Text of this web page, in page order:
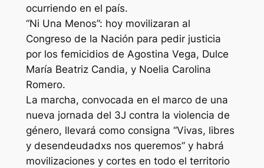
ocurriendo en el país.
“Ni Una Menos”: hoy movilizaran al
Congreso de la Nación para pedir justicia
por los femicidios de Agostina Vega, Dulce
María Beatriz Candia, y Noelia Carolina
Romero.
La marcha, convocada en el marco de una
nueva jornada del 3J contra la violencia de
género, llevará como consigna “Vivas, libres
y desendeudadxs nos queremos” y habrá
movilizaciones y cortes en todo el territorio